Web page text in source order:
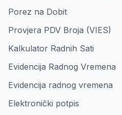
Porez na Dobit
Provjera PDV Broja (VIES)
Kalkulator Radnih Sati
Evidencija Radnog Vremena
Evidencija radnog vremena
Elektronički potpis